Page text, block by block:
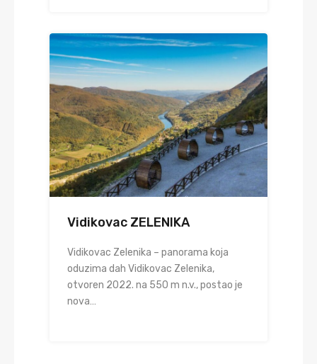
Vidikovac ZELENIKA
Vidikovac Zelenika – panorama koja
oduzima dah Vidikovac Zelenika,
otvoren 2022. na 550 m n.v., postao je
nova…